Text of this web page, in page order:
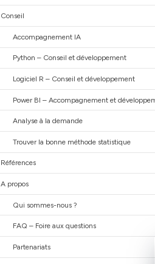
Conseil
Accompagnement IA
Python – Conseil et développement
Logiciel R – Conseil et développement
Power BI – Accompagnement et
Analyse à la demande
Trouver la bonne méthode statistique
Références
A propos
Qui sommes-nous ?
FAQ – Foire aux questions
Partenariats